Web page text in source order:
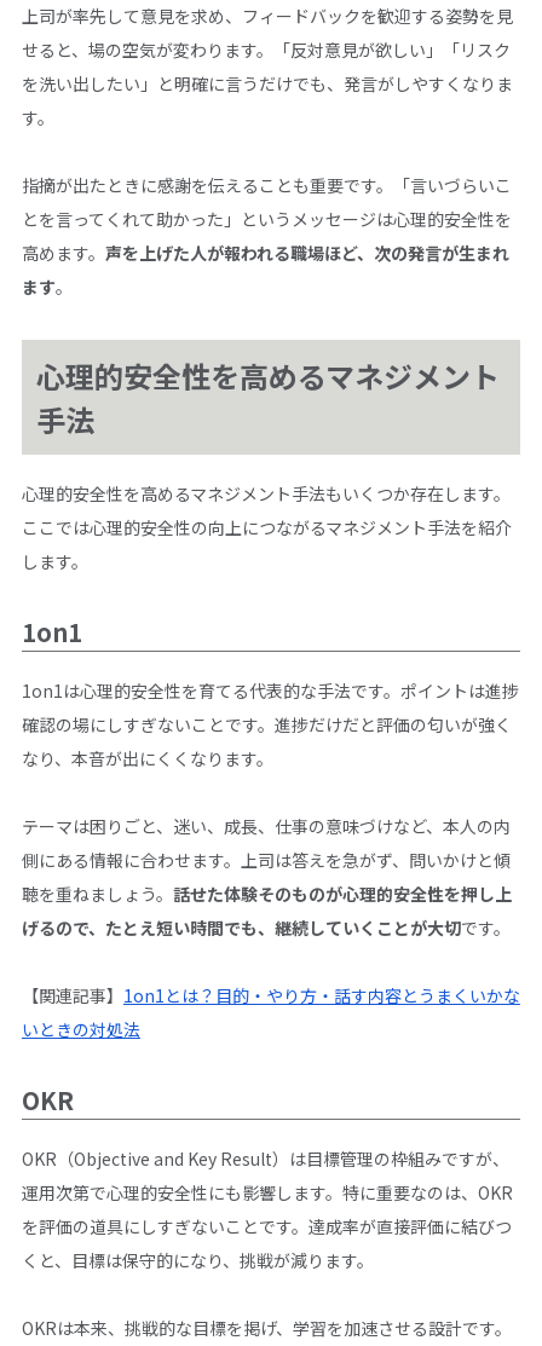
上司が率先して意見を求め、フィードバックを歓迎する姿勢を見
せると、場の空気が変わります。「反対意見が欲しい」「リスク
を洗い出したい」と明確に言うだけでも、発言がしやすくなりま
す。
指摘が出たときに感謝を伝えることも重要です。「言いづらいこ
とを言ってくれて助かった」というメッセージは心理的安全性を
高めます。 声を上げた人が報われる職場ほど、次の発言が生まれ
ます。
心理的安全性を高めるマネジメント
手法
心理的安全性を高めるマネジメント手法もいくつか存在します。
ここでは心理的安全性の向上につながるマネジメント手法を紹介
します。
1on1
1on1は心理的安全性を育てる代表的な手法です。ポイントは進捗
確認の場にしすぎないことです。進捗だけだと評価の匂いが強く
なり、本音が出にくくなります。
テーマは困りごと、迷い、成長、仕事の意味づけなど、本人の内
側にある情報に合わせます。上司は答えを急がず、問いかけと傾
聴を重ねましょう。 話せた体験そのものが心理的安全性を押し上
げるので、たとえ短い時間でも、継続していくことが大切です。
【関連記事】 1on1とは？目的・やり方・話す内容とうまくいかな
いときの対処法
OKR
OKR（Objective and Key Result）は目標管理の枠組みですが、
運用次第で心理的安全性にも影響します。特に重要なのは、OKR
を評価の道具にしすぎないことです。達成率が直接評価に結びつ
くと、目標は保守的になり、挑戦が減ります。
OKRは本来、挑戦的な目標を掲げ、学習を加速させる設計です。